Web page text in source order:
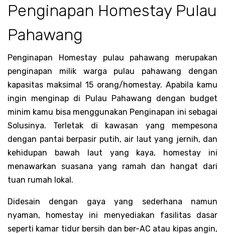
Penginapan Homestay Pulau
Pahawang
Penginapan Homestay pulau pahawang merupakan
penginapan milik warga pulau pahawang dengan
kapasitas maksimal 15 orang/homestay. Apabila kamu
ingin menginap di Pulau Pahawang dengan budget
minim kamu bisa menggunakan Penginapan ini sebagai
Solusinya. Terletak di kawasan yang mempesona
dengan pantai berpasir putih, air laut yang jernih, dan
kehidupan bawah laut yang kaya, homestay ini
menawarkan suasana yang ramah dan hangat dari
tuan rumah lokal.
Didesain dengan gaya yang sederhana namun
nyaman, homestay ini menyediakan fasilitas dasar
seperti kamar tidur bersih dan ber-AC atau kipas angin,